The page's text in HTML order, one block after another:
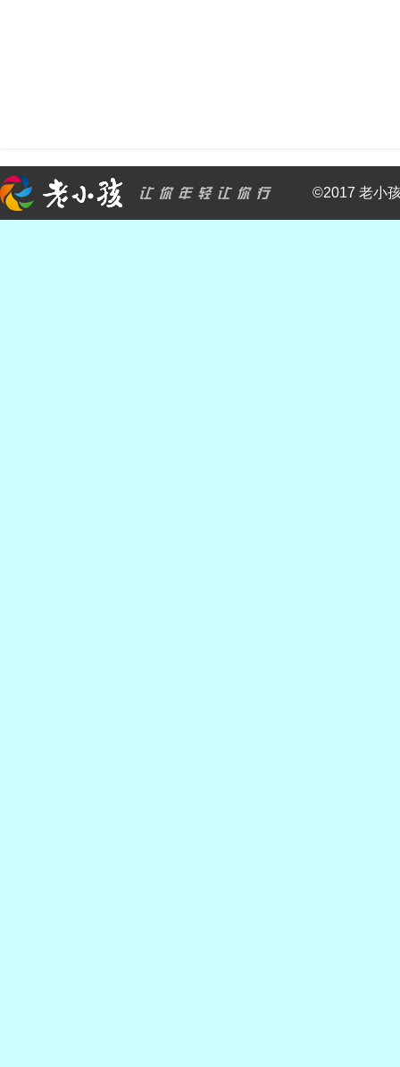
©2017 老小